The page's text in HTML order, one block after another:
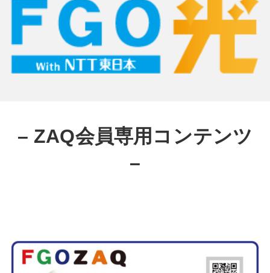
– ZAQ会員専用コンテンツ
–